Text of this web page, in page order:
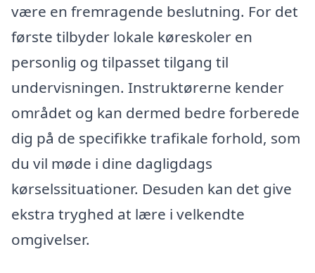
være en fremragende beslutning. For det
første tilbyder lokale køreskoler en
personlig og tilpasset tilgang til
undervisningen. Instruktørerne kender
området og kan dermed bedre forberede
dig på de specifikke trafikale forhold, som
du vil møde i dine dagligdags
kørselssituationer. Desuden kan det give
ekstra tryghed at lære i velkendte
omgivelser.